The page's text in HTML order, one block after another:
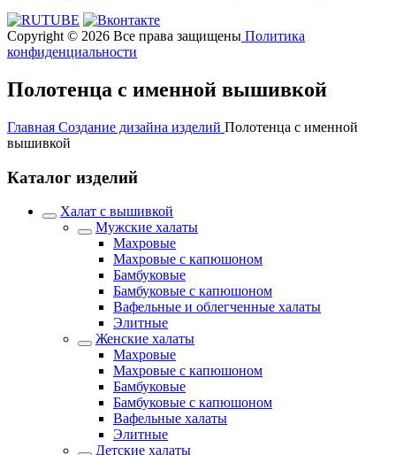
Copyright © 2026 Все права защищены Политика
конфиденциальности
Полотенца с именной вышивкой
Главная Создание дизайна изделий Полотенца с именной
вышивкой
Каталог изделий
Халат с вышивкой
Мужские халаты
Махровые
Махровые с капюшоном
Бамбуковые
Бамбуковые с капюшоном
Вафельные и облегченные халаты
Элитные
Женские халаты
Махровые
Махровые с капюшоном
Бамбуковые
Бамбуковые с капюшоном
Вафельные халаты
Элитные
Детские халаты